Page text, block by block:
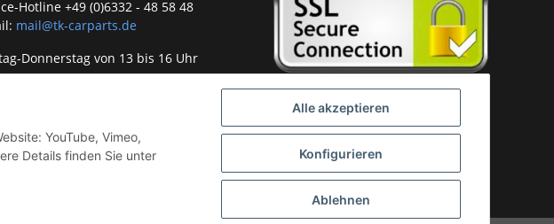
Alle akzeptieren
Konfigurieren
Ablehnen
YouTube, Vimeo,
Details finden Sie unter
Hotline +49 (0)6332 - 48 58 48
mail@tk-carparts.de
Donnerstag von 13 bis 16 Uhr